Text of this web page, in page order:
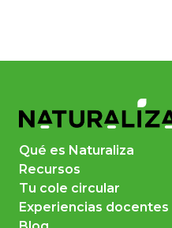
Qué es Naturaliza
Recursos
Tu cole circular
Experiencias docentes